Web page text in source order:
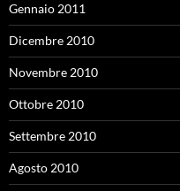
Gennaio 2011
Dicembre 2010
Novembre 2010
Ottobre 2010
Settembre 2010
Agosto 2010